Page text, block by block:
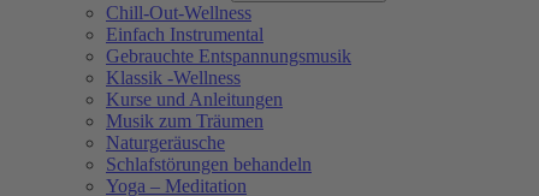
Chill-Out-Wellness
Einfach Instrumental
Gebrauchte Entspannungsmusik
Klassik -Wellness
Kurse und Anleitungen
Musik zum Träumen
Naturgeräusche
Schlafstörungen behandeln
Yoga – Meditation